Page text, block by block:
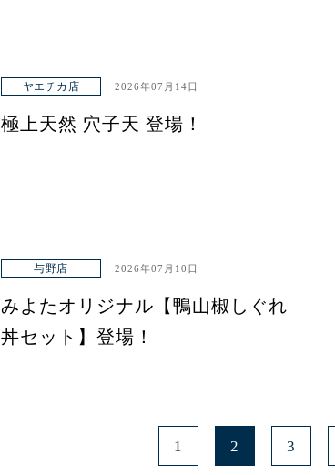
ヤエチカ店 2026年07月14日
極上天然 穴子天 登場！
与野店 2026年07月10日
みよたオリジナル【鴨山椒しぐれ
丼セット】登場！
1 2 3